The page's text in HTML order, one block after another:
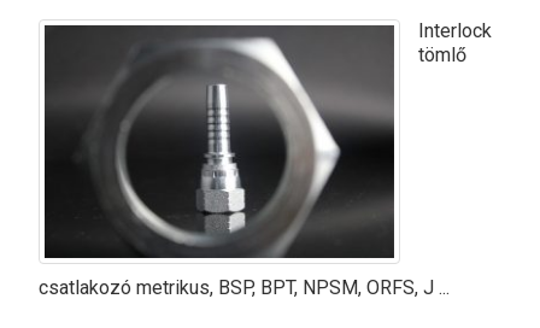
Interlock
tömlő
csatlakozó metrikus, BSP, BPT, NPSM, ORFS, J ...